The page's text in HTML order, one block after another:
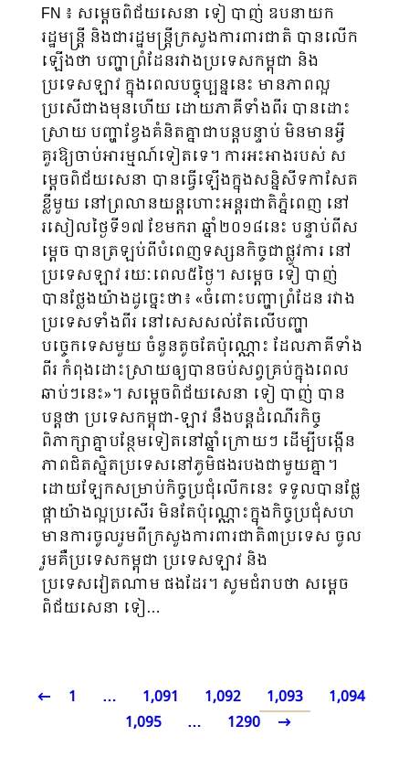
FN ៖ សម្តេចពិជ័យសេនា ទៀ បាញ់ ឧបនាយក
រដ្ឋមន្រ្តី និងជារដ្ឋមន្រ្តីក្រសួងការពារជាតិ បានលើក
ឡើងថា បញ្ហាព្រំដែនរវាងប្រទេសកម្ពុជា និង
ប្រទេសឡាវ ក្នុងពេលបច្ចុប្បន្ននេះ មានភាពល្អ
ប្រសើជាងមុនហើយ ដោយភាគីទាំងពីរ បានដោះ
ស្រាយ បញ្ហាខ្វែងគំនិតគ្នាជាបន្តបន្ទាប់ មិនមានអ្វី
គួរឱ្យចាប់អារម្មណ៍ទៀតទេ។ ការអះអាងរបស់ ស
ម្តេចពិជ័យសេនា បានធ្វើឡើងក្នុងសន្និសីទកាសែត
ខ្លីមួយ នៅព្រលានយន្តហោះអន្តរជាតិភ្នំពេញ នៅ
រសៀលថ្ងៃទី១៧ ខែមករា ឆ្នាំ២០១៨នេះ បន្ទាប់ពីស
ម្តេច បានត្រឡប់ពីបំពេញទស្សនកិច្ចជាផ្លូវការ នៅ
ប្រទេសឡាវ រយៈពេល៥ថ្ងៃ។ សម្តេច ទៀ បាញ់
បានថ្លែងយ៉ាងដូច្នេះថា៖ «ចំពោះបញ្ហាព្រំដែន រវាង
ប្រទេសទាំងពីរ នៅសេសសល់តែលើបញ្ហា
បច្ចេកទេសមួយ ចំនួនតូចតែប៉ុណ្ណោះ ដែលភាគីទាំង
ពីរ កំពុងដោះស្រាយឲ្យបានចប់សព្វគ្រប់ក្នុងពេល
ឆាប់ៗនេះ»។ សម្តេចពិជ័យសេនា ទៀ បាញ់ បាន
បន្តថា ប្រទេសកម្ពុជា-ឡាវ នឹងបន្តដំណើរកិច្ច
ពិភាក្សាគ្នាបន្ថែមទៀតនៅឆ្នាំក្រោយៗ ដើម្បីបង្កើន
ភាពជិតស្និត​ប្រទេសនៅភូមិផងរបងជាមួយគ្នា។
ដោយឡែកសម្រាប់កិច្ចប្រជុំលើកនេះ ទទួលបានផ្លែ
ផ្កាយ៉ាងល្អប្រសើរ មិនតែប៉ុណ្ណោះក្នុងកិច្ចប្រជុំសហ
មានការចូលរួមពីក្រសួងការពារជាតិ៣ប្រទេស ចូល
រួមគឺប្រទេសកម្ពុជា ប្រទេសឡាវ និង
ប្រទេសវៀតណាម ផងដែរ។ សូមជំរាបថា សម្តេច
ពិជ័យសេនា ទៀ…
1 … 1,091 1,092 1,093
1,094
1,095
… 1290